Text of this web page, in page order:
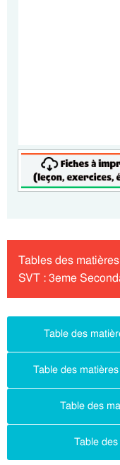
Tables des
SVT : 3eme
Table des
Table des
Table des
Table